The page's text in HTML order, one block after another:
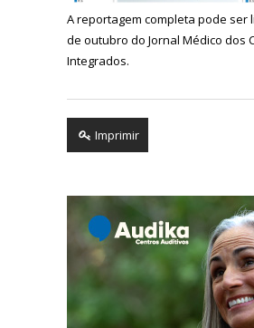
A reportagem completa pode ser
de outubro do Jornal Médico dos
Integrados.
Imprimir